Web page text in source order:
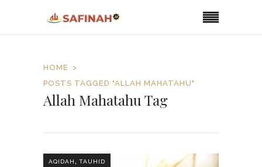
HOME
POSTS TAGGED "ALLAH MAHATAHU"
Allah Mahatahu Tag
AQIDAH, TAUHID